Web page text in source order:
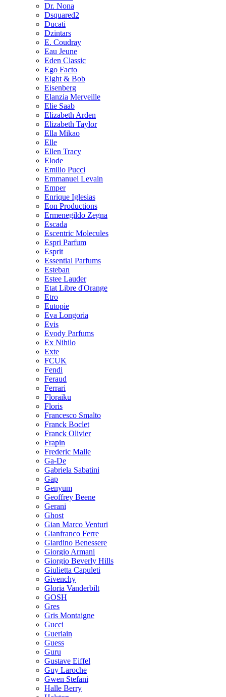
Dr. Nona
Dsquared2
Ducati
Dzintars
E. Coudray
Eau Jeune
Eden Classic
Ego Facto
Eight & Bob
Eisenberg
Elanzia Merveille
Elie Saab
Elizabeth Arden
Elizabeth Taylor
Ella Mikao
Elle
Ellen Tracy
Elode
Emilio Pucci
Emmanuel Levain
Emper
Enrique Iglesias
Eon Productions
Ermenegildo Zegna
Escada
Escentric Molecules
Espri Parfum
Esprit
Essential Parfums
Esteban
Estee Lauder
Etat Libre d'Orange
Etro
Eutopie
Eva Longoria
Evis
Evody Parfums
Ex Nihilo
Exte
FCUK
Fendi
Feraud
Ferrari
Floraiku
Floris
Francesco Smalto
Franck Boclet
Franck Olivier
Frapin
Frederic Malle
Ga-De
Gabriela Sabatini
Gap
Genyum
Geoffrey Beene
Gerani
Ghost
Gian Marco Venturi
Gianfranco Ferre
Giardino Benessere
Giorgio Armani
Giorgio Beverly Hills
Giulietta Capuleti
Givenchy
Gloria Vanderbilt
GOSH
Gres
Gris Montaigne
Gucci
Guerlain
Guess
Guru
Gustave Eiffel
Guy Laroche
Gwen Stefani
Halle Berry